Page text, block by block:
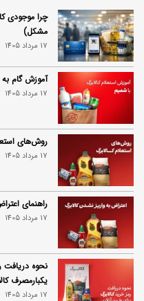
چرا موجودی
مشکل)
17 مرداد 1405
آموزش گام به
17 مرداد 1405
روش‌های
17 مرداد 1405
راهنمای اعتراض به
17 مرداد 1405
نحوه دریافت
یکبارمصرف
17 مرداد 1405